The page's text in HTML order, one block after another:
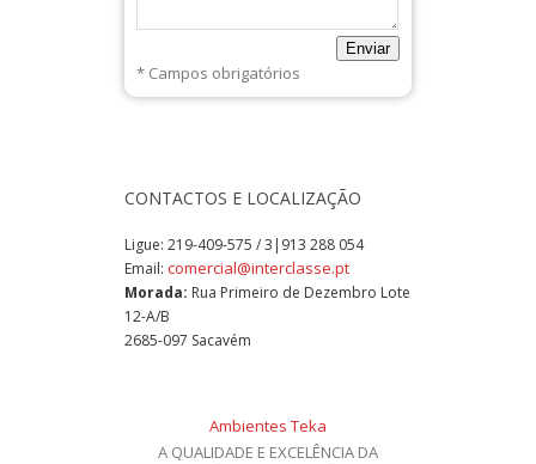
Enviar
* Campos obrigatórios
CONTACTOS E LOCALIZAÇÃO
Ligue: 219-409-575 / 3|913 288 054
Email: comercial@interclasse.pt
Morada: Rua Primeiro de Dezembro Lote
12-A/B
2685-097 Sacavém
Ambientes Teka
A QUALIDADE E EXCELÊNCIA DA